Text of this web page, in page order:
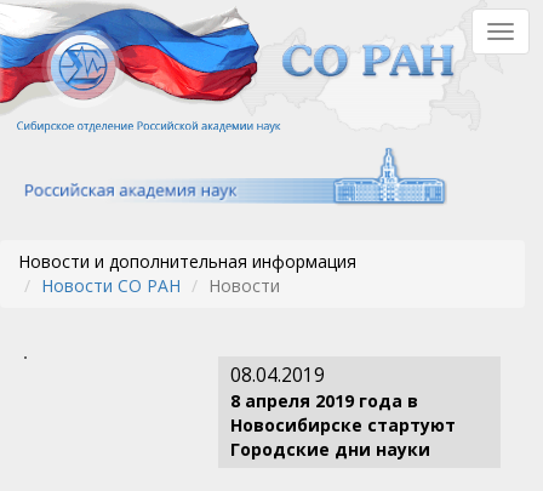
Перейти
к
основному
содержанию
Новости и дополнительная информация
Новости СО РАН
Новости
08.04.2019
8 апреля 2019 года в
Новосибирске стартуют
Городские дни науки